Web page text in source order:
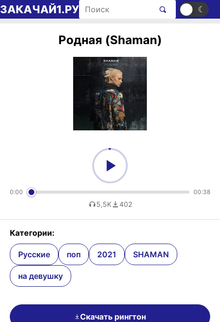
Перейти к содержимому
ЗАКАЧАЙ1.РУ Поиск рингтонов ☀ ☾
Родная (Shaman)
0:00 00:38
5,5K 402
Категории:
Русские поп 2021 SHAMAN
на девушку
Скачать рингтон